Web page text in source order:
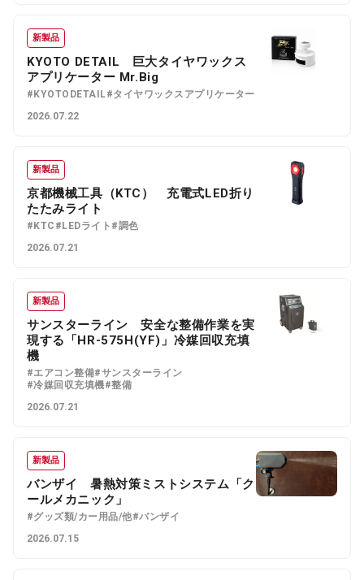
新製品
KYOTO DETAIL 巨大タイヤワックス
アプリケーター Mr.Big
#KYOTODETAIL#タイヤワックスアプリケーター
2026.07.22
新製品
京都機械工具（KTC） 充電式LED折り
たたみライト
#KTC #LEDライト #調色
2026.07.21
新製品
サンスターライン 安全な整備作業を実
現する「HR-575H(YF)」冷媒回収充填
機
#エアコン整備#サンスターライン
#冷媒回収充填機#整備
2026.07.21
新製品
バンザイ 暑熱対策ミストシステム「ク
ールメカニック」
#グッズ類/カー用品/他#バンザイ
2026.07.15